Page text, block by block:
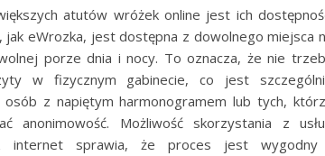
atutów wróżek online jest ich
jak eWrozka, jest dostępna z dowolnego miejsca
porze dnia i nocy. To oznacza, że nie
w fizycznym gabinecie, co jest
z napiętym harmonogramem lub tych,
anonimowość. Możliwość skorzystania z
internet sprawia, że proces jest